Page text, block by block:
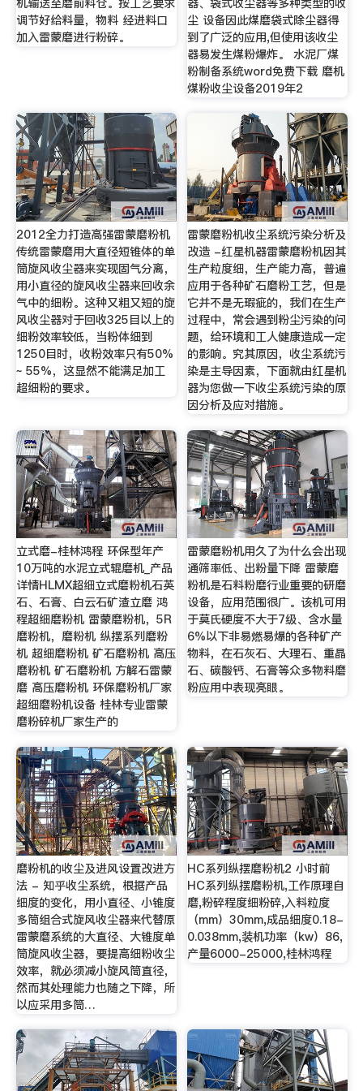
调节好给料量，物料 经进料口
加入雷蒙磨进行粉碎。
尘 设备因此煤磨袋式除尘器得
到了广泛的应用,但使用该收尘
器易发生煤粉爆炸。 水泥厂煤
粉制备系统word免费下载 磨机
煤粉收尘设备2019年2
2012全力打造高强雷蒙磨粉机
传统雷蒙磨用大直径短锥体的单
筒旋风收尘器来实现固气分离，
用小直径的旋风收尘器来回收余
气中的细粉。这种又粗又短的旋
风收尘器对于回收325目以上的
细粉效率较低，当粉体细到
1250目时，收粉效率只有50%
~ 55%，这显然不能满足加工
超细粉的要求。
雷蒙磨粉机收尘系统污染分析及
改造 -红星机器雷蒙磨粉机因其
生产粒度细，生产能力高，普遍
应用于各种矿石磨粉工艺，但是
它并不是无瑕疵的，我们在生产
过程中，常会遇到粉尘污染的问
题，给环境和工人健康造成一定
的影响。究其原因，收尘系统污
染是主导因素，下面就由红星机
器为您做一下收尘系统污染的原
因分析及应对措施。
立式磨-桂林鸿程 环保型年产
10万吨的水泥立式辊磨机_产品
详情HLMX超细立式磨粉机石英
石、石膏、白云石矿渣立磨 鸿
程超细磨粉机 雷蒙磨粉机，5R
磨粉机，磨粉机 纵摆系列磨粉
机 超细磨粉机 矿石磨粉机 高压
磨粉机 矿石磨粉机 方解石雷蒙
磨 高压磨粉机 环保磨粉机厂家
超细磨粉机设备 桂林专业雷蒙
磨粉碎机厂家生产的
雷蒙磨粉机用久了为什么会出现
通筛率低、出粉量下降 雷蒙磨
粉机是石料粉磨行业重要的研磨
设备，应用范围很广。该机可用
于莫氏硬度不大于7级、含水量
6%以下非易燃易爆的各种矿产
物料，在石灰石、大理石、重晶
石、碳酸钙、石膏等众多物料磨
粉应用中表现亮眼。
磨粉机的收尘及进风设置改进方
法 - 知乎收尘系统，根据产品
细度的变化，用小直径、小锥度
多筒组合式旋风收尘器来代替原
雷蒙磨系统的大直径、大锥度单
筒旋风收尘器，要提高细粉收尘
效率，就必须减小旋风筒直径，
然而其处理能力也随之下降，所
以应采用多筒…
HC系列纵摆磨粉机2 小时前
HC系列纵摆磨粉机,工作原理自
磨,粉碎程度细粉碎,入料粒度
（mm）30mm,成品细度0.18-
0.038mm,装机功率（kw）86,
产量6000-25000,桂林鸿程